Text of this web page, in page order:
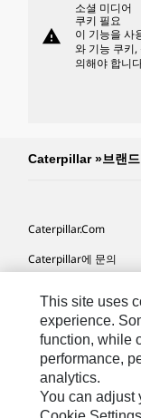
warning
소셜 미디어
쿠키 필요
이 기능을 사
와 기능 쿠키,
의해야 합니
Caterpillar »브랜드
Caterpillar.com
Caterpillar에 문의
사이트 맵
Cookie Settings
법적 고지
개인정보취급방침
This site uses
experience.
function, while
performance,
analytics.
You can adjust